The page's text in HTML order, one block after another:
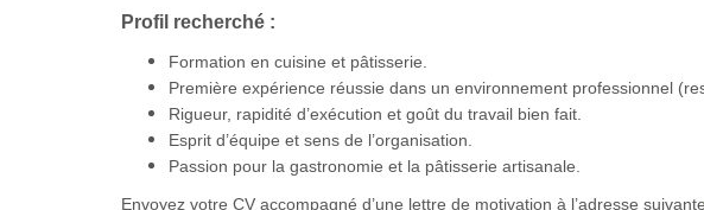
Profil recherché :
Formation en cuisine et pâtisserie.
Première expérience réussie dans un environnement professionnel
Rigueur, rapidité d’exécution et goût du travail bien fait.
Esprit d’équipe et sens de l’organisation.
Passion pour la gastronomie et la pâtisserie artisanale.
Envoyez votre CV accompagné d’une lettre de motivation à l’adresse suivante